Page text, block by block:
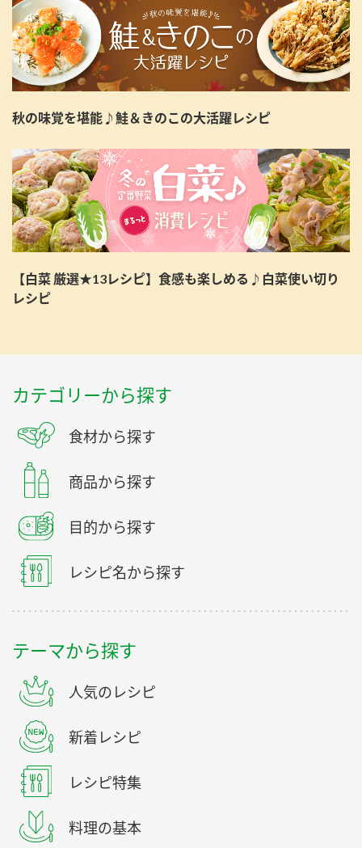
秋の味覚を堪能♪鮭＆きのこの大活躍レシピ
【白菜 厳選★13レシピ】食感も楽しめる♪白菜使い切り
レシピ
カテゴリーから探す
食材から探す
商品から探す
目的から探す
レシピ名から探す
テーマから探す
人気のレシピ
新着レシピ
レシピ特集
料理の基本